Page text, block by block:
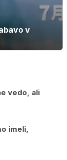
v
vedo, ali
imeli,